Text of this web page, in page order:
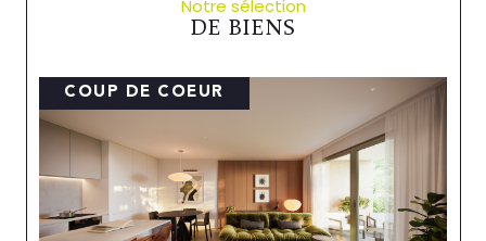
Vous cherchez àinvestir ou vendre un bien
dans la région ? Chez Alliances Immobilier, nous
immobilières à Mulhouse et proposons un
accompagnement sur mesure pour chaque
transaction immobilière
. Notre équipe est à
votre disposition pour faciliter l’achat des
biens immobiliers ou la vente immobilière
de votre propriété à Mulhouse et environs.
Grâce à notre expertise, nous garantissons des
Notre sélection
DE BIENS
COUP DE COEUR